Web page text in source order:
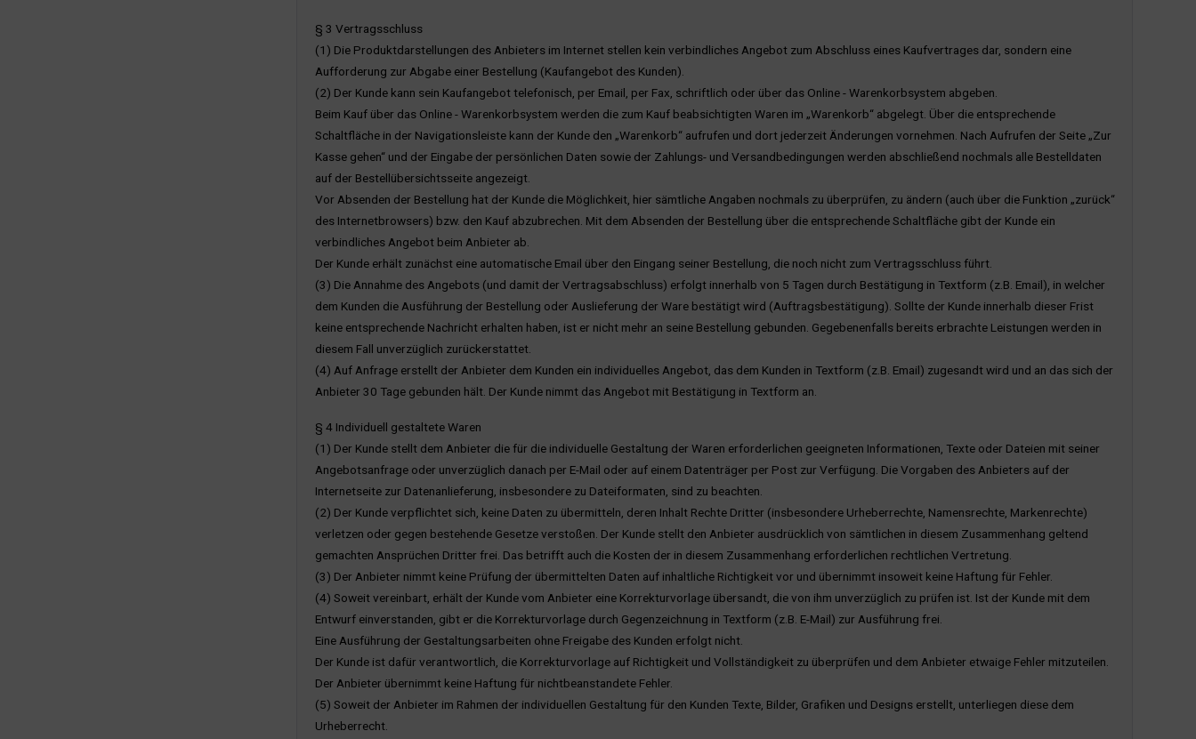
§ 3 Vertragsschluss
(1) Die Produktdarstellungen des Anbieters im Internet stellen kein verbindliches Angebot zum Abschluss eines Kaufvertrages dar, sondern eine
Aufforderung zur Abgabe einer Bestellung (Kaufangebot des Kunden).
(2) Der Kunde kann sein Kaufangebot telefonisch, per Email, per Fax, schriftlich oder über das Online - Warenkorbsystem abgeben.
Beim Kauf über das Online - Warenkorbsystem werden die zum Kauf beabsichtigten Waren im „Warenkorb“ abgelegt. Über die entsprechende
Schaltfläche in der Navigationsleiste kann der Kunde den „Warenkorb“ aufrufen und dort jederzeit Änderungen vornehmen. Nach Aufrufen der Seite „Zur
Kasse gehen“ und der Eingabe der persönlichen Daten sowie der Zahlungs- und Versandbedingungen werden abschließend nochmals alle Bestelldaten
auf der Bestellübersichtsseite angezeigt.
Vor Absenden der Bestellung hat der Kunde die Möglichkeit, hier sämtliche Angaben nochmals zu überprüfen, zu ändern (auch über die Funktion „zurück“
des Internetbrowsers) bzw. den Kauf abzubrechen. Mit dem Absenden der Bestellung über die entsprechende Schaltfläche gibt der Kunde ein
verbindliches Angebot beim Anbieter ab.
Der Kunde erhält zunächst eine automatische Email über den Eingang seiner Bestellung, die noch nicht zum Vertragsschluss führt.
(3) Die Annahme des Angebots (und damit der Vertragsabschluss) erfolgt innerhalb von 5 Tagen durch Bestätigung in Textform (z.B. Email), in welcher
dem Kunden die Ausführung der Bestellung oder Auslieferung der Ware bestätigt wird (Auftragsbestätigung). Sollte der Kunde innerhalb dieser Frist
keine entsprechende Nachricht erhalten haben, ist er nicht mehr an seine Bestellung gebunden. Gegebenenfalls bereits erbrachte Leistungen werden in
diesem Fall unverzüglich zurückerstattet.
(4) Auf Anfrage erstellt der Anbieter dem Kunden ein individuelles Angebot, das dem Kunden in Textform (z.B. Email) zugesandt wird und an das sich der
Anbieter 30 Tage gebunden hält. Der Kunde nimmt das Angebot mit Bestätigung in Textform an.
§ 4 Individuell gestaltete Waren
(1) Der Kunde stellt dem Anbieter die für die individuelle Gestaltung der Waren erforderlichen geeigneten Informationen, Texte oder Dateien mit seiner
Angebotsanfrage oder unverzüglich danach per E-Mail oder auf einem Datenträger per Post zur Verfügung. Die Vorgaben des Anbieters auf der
Internetseite zur Datenanlieferung, insbesondere zu Dateiformaten, sind zu beachten.
(2) Der Kunde verpflichtet sich, keine Daten zu übermitteln, deren Inhalt Rechte Dritter (insbesondere Urheberrechte, Namensrechte, Markenrechte)
verletzen oder gegen bestehende Gesetze verstoßen. Der Kunde stellt den Anbieter ausdrücklich von sämtlichen in diesem Zusammenhang geltend
gemachten Ansprüchen Dritter frei. Das betrifft auch die Kosten der in diesem Zusammenhang erforderlichen rechtlichen Vertretung.
(3) Der Anbieter nimmt keine Prüfung der übermittelten Daten auf inhaltliche Richtigkeit vor und übernimmt insoweit keine Haftung für Fehler.
(4) Soweit vereinbart, erhält der Kunde vom Anbieter eine Korrekturvorlage übersandt, die von ihm unverzüglich zu prüfen ist. Ist der Kunde mit dem
Entwurf einverstanden, gibt er die Korrekturvorlage durch Gegenzeichnung in Textform (z.B. E-Mail) zur Ausführung frei.
Eine Ausführung der Gestaltungsarbeiten ohne Freigabe des Kunden erfolgt nicht.
Der Kunde ist dafür verantwortlich, die Korrekturvorlage auf Richtigkeit und Vollständigkeit zu überprüfen und dem Anbieter etwaige Fehler mitzuteilen.
Der Anbieter übernimmt keine Haftung für nichtbeanstandete Fehler.
(5) Soweit der Anbieter im Rahmen der individuellen Gestaltung für den Kunden Texte, Bilder, Grafiken und Designs erstellt, unterliegen diese dem
Urheberrecht.